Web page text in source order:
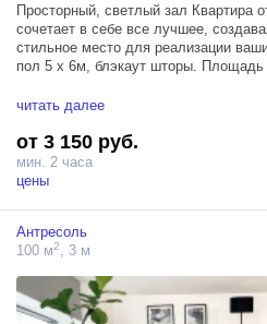
Просторный, светлый зал Квартира
сочетает в себе все лучшее,
стильное место для реализации
пол 5 х 6м, блэкаут шторы. Площадь
Зал располагает тремя источниками
поступающий солнечный свет, и
читать далее
от 3 150 руб.
мин. 2 часа
цены
Антресоль
100 м2 , 3 м